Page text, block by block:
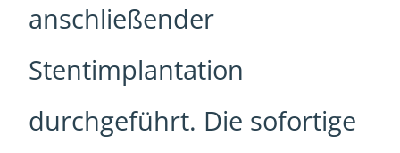
anschließender
Stentimplantation
durchgeführt. Die sofortige